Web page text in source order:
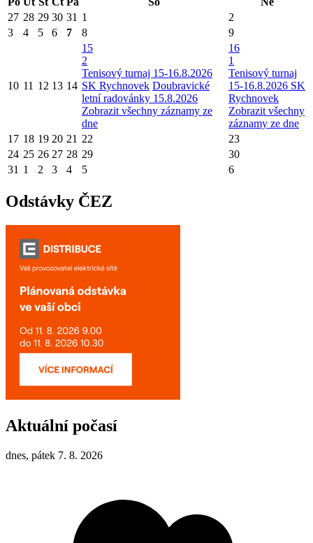
27 28 29 30 31 1
2
3
4 5 6 7 8 9
10 11 12 13 14
15
2
Tenisový turnaj 15-16.8.2026
SK Rychnovek Doubravické
letní radovánky 15.8.2026
Zobrazit všechny záznamy ze
dne
16
1
Tenisový turnaj
15-16.8.2026 SK
Rychnovek
Zobrazit všechny
záznamy ze dne
17 18 19 20 21 22
23
24 25 26 27 28 29
30
31 1 2 3 4 5 6
Odstávky ČEZ
Aktuální počasí
dnes, pátek 7. 8. 2026